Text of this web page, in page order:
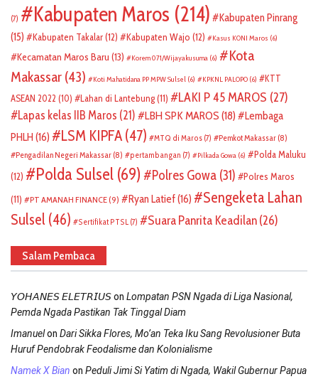
(7) Kabupaten Maros (214)
Kabupaten Pinrang
(15)
Kabupaten Takalar(12) Kabupaten Wajo (12) Kasus KONI Maros (6)
Kecamatan Maros Baru (13) Korem 071/Wijayakusuma (6)
Kota
Makassar (43) Koti Mahatidana PP MPW Sulsel (6) KPKNL PALOPO (6)
KTT
ASEAN 2022 (10) Lahan di Lantebung(11) LAKI P 45 MAROS (27)
Lapas kelas IIB Maros (21) LBH SPK MAROS (18)
Lembaga
PHLH (16) LSM KIPFA (47) MTQ di Maros (7) Pemkot Makassar (8)
Pengadilan Negeri Makassar (8) pertambangan (7) Pilkada Gowa (6)
Polda Maluku
(12)
Polda Sulsel (69) Polres Gowa (31)
Polres Maros
(11)
PT AMANAH FINANCE(9) Ryan Latief(16)
Sengeketa Lahan
Sulsel (46) Sertifikat PTSL (7) Suara Panrita Keadilan(26)
Salam Pembaca
𝘠𝘖𝘏𝘈𝘕𝘌𝘚 𝘌𝘓𝘌𝘛𝘙𝘐𝘜𝘚on Lompatan PSN Ngada di Liga Nasional,
Pemda Ngada Pastikan Tak Tinggal Diam
Imanuelon Dari Sikka Flores, Mo’an Teka Iku Sang Revolusioner Buta
Huruf Pendobrak Feodalisme dan Kolonialisme
Namek X Bian on Peduli Jimi Si Yatim di Ngada, Wakil Gubernur Papua